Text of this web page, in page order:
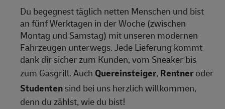
Du begegnest täglich netten Menschen und bist
an fünf Werktagen in der Woche (zwischen
Montag und Samstag) mit unseren modernen
Fahrzeugen unterwegs. Jede Lieferung kommt
dank dir sicher zum Kunden, vom Sneaker bis
zum Gasgrill. Auch Quereinsteiger, Rentneroder
Studentensind bei uns herzlich willkommen,
denn du zählst, wie du bist!